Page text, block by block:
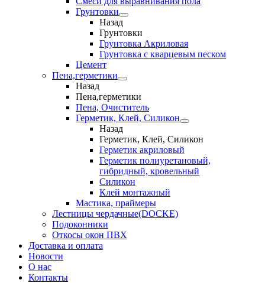
Грунтовки
Назад
Грунтовки
Грунтовка Акриловая
Грунтовка с кварцевым песком
Цемент
Пена,герметики
Назад
Пена,герметики
Пена, Очиститель
Герметик, Клей, Силикон
Назад
Герметик, Клей, Силикон
Герметик акриловый
Герметик полиуретановый,
гибридный, кровельный
Силикон
Клей монтажный
Мастика, праймеры
Лестницы чердачные(DOCKE)
Подоконники
Откосы окон ПВХ
Доставка и оплата
Новости
О нас
Контакты